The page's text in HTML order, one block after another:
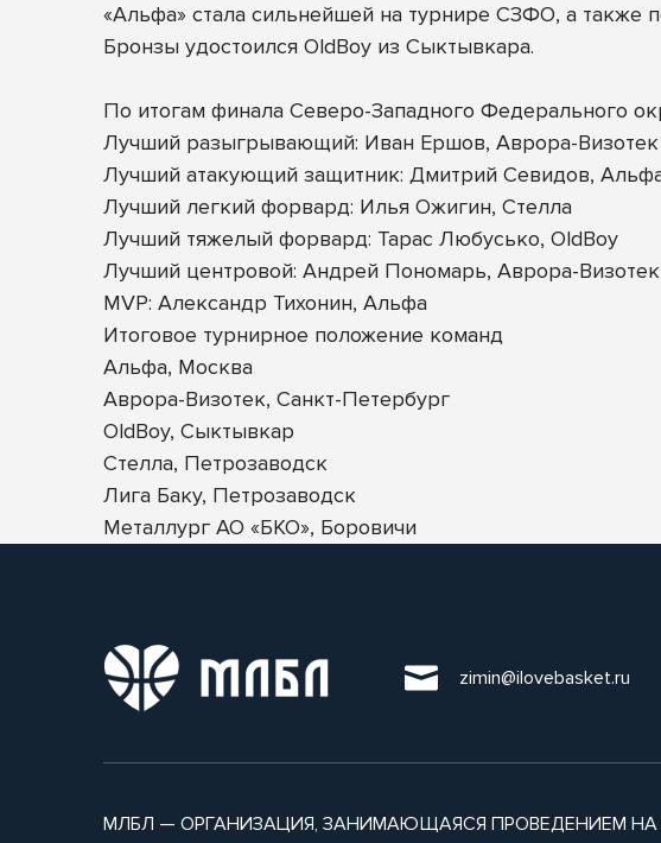
«Альфа» стала сильнейшей на турнире СЗФО, а
Бронзы удостоился OldBoy из Сыктывкара.
По итогам финала Северо-Западного Федерального
Лучший разыгрывающий: Иван Ершов, Аврора-Визотек
Лучший атакующий защитник: Дмитрий Севидов,
Лучший легкий форвард: Илья Ожигин, Стелла
Лучший тяжелый форвард: Тарас Любусько, OldBoy
Лучший центровой: Андрей Пономарь, Аврора-Визотек
MVP: Александр Тихонин, Альфа
Итоговое турнирное положение команд
Альфа, Москва
Аврора-Визотек, Санкт-Петербург
OldBoy, Сыктывкар
Стелла, Петрозаводск
Лига Баку, Петрозаводск
Металлург АО «БКО», Боровичи
zimin@ilovebasket.ru
МЛБЛ — ОРГАНИЗАЦИЯ, ЗАНИМАЮЩАЯСЯ ПРОВЕДЕНИЕМ